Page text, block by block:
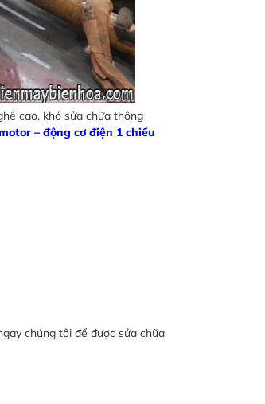
cao, khó sửa chữa thông
– động cơ điện 1 chiều
chúng tôi để được sửa chữa